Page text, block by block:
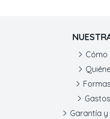
Garantía